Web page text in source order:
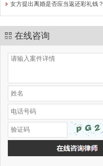
女方提出离婚是否应当返还彩礼钱？
在线咨询